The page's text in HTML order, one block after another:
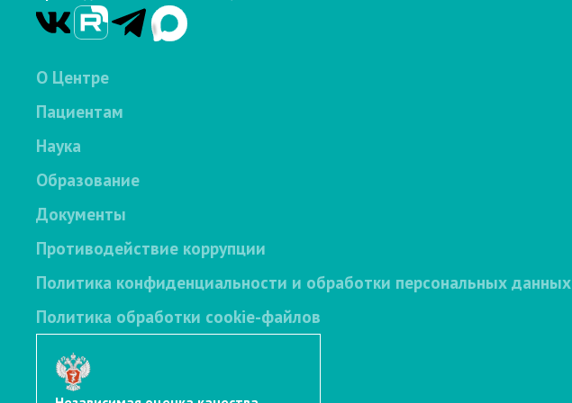
О Центре
Пациентам
Наука
Образование
Документы
Противодействие коррупции
Политика конфиденциальности и обработки персональных данных
Политика обработки cookie-файлов